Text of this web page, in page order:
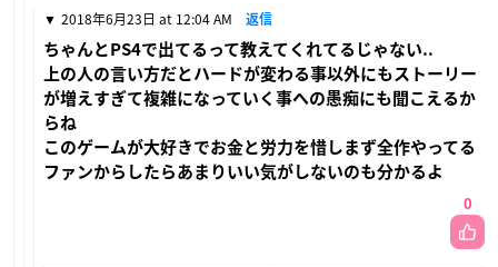
2018年6月23日 at 12:04 AM 返信
ちゃんとPS4で出てるって教えてくれてるじゃない..
上の人の言い方だとハードが変わる事以外にもストーリー
が増えすぎて複雑になっていく事への愚痴にも聞こえるか
らね
このゲームが大好きでお金と労力を惜しまず全作やってる
ファンからしたらあまりいい気がしないのも分かるよ
0